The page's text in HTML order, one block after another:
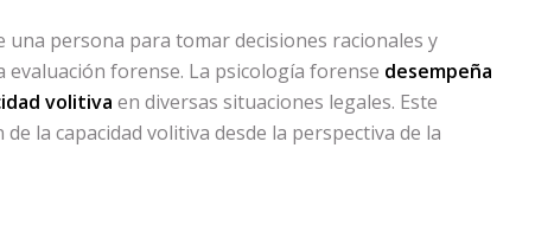
una persona para tomar decisiones racionales y
forense. La psicología forense desempeña
volitiva en diversas situaciones legales. Este
la capacidad volitiva desde la perspectiva de la